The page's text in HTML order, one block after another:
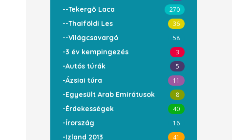
--Tekergő Laca 270
--Thaiföldi Les 36
--Világcsavargó 58
-3 év kempingezés 3
-Autós túrák 5
-Ázsiai túra 11
-Egyesült Arab Emirátusok 8
-Érdekességek 40
-Írország 16
-Izland 2013 41